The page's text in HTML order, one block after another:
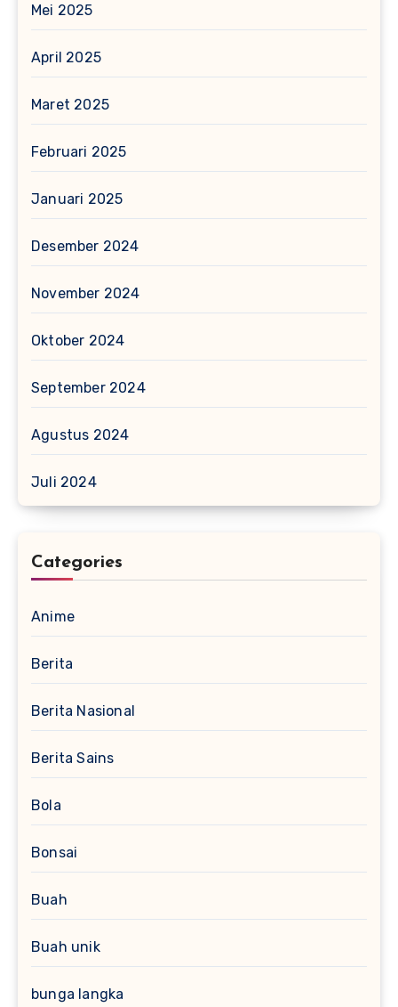
Mei 2025
April 2025
Maret 2025
Februari 2025
Januari 2025
Desember 2024
November 2024
Oktober 2024
September 2024
Agustus 2024
Juli 2024
Categories
Anime
Berita
Berita Nasional
Berita Sains
Bola
Bonsai
Buah
Buah unik
bunga langka